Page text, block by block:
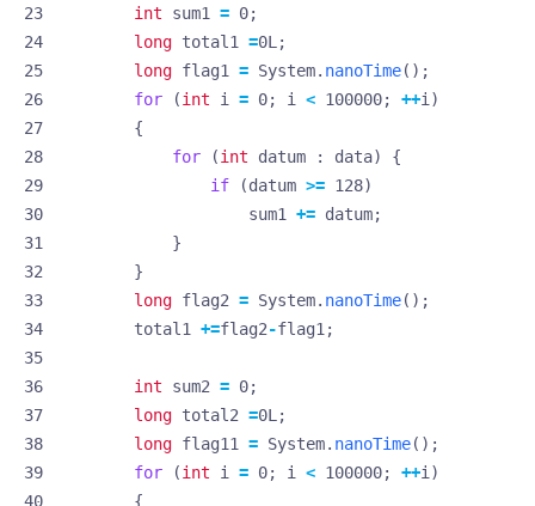
int
sum1 = 0;
long total1 =0L ;
long flag1 = System. nanoTime();
for
(int i = 0; i < 100000; ++i )
{
for
(int datum : data)
{
if
(datum >= 128)
sum1
+= datum;
}
}
long flag2 = System. nanoTime();
total1
+=flag2-flag1 ;
int sum2 = 0;
long total2 =0L ;
long flag11 = System. nanoTime();
for
(int i = 0; i < 100000; ++i )
{